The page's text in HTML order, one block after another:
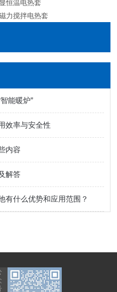
恒温电热套
力搅拌电热套
能暖炉”
效率与安全性
内容
解答
有什么优势和应用范围？